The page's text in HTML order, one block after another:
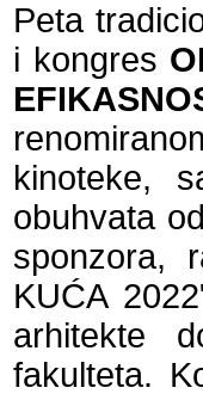
Peta
i kongres
kinoteke,
obuhvata
sponzora,
KUĆA
arhitekte
fakulteta.